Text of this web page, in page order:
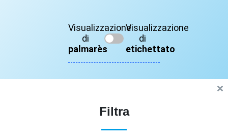
Visualizzazione
di
palmarès
Visualizzazione
di
etichettato
Filtra